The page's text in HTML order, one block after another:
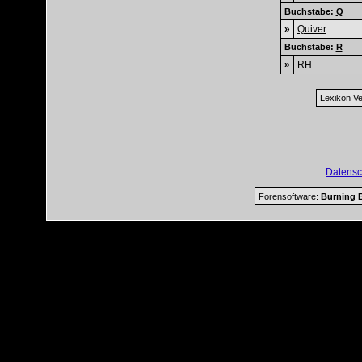
Buchstabe: Q
» Quiver
Buchstabe: R
» RH
Lexikon
Forensoftware: Burning